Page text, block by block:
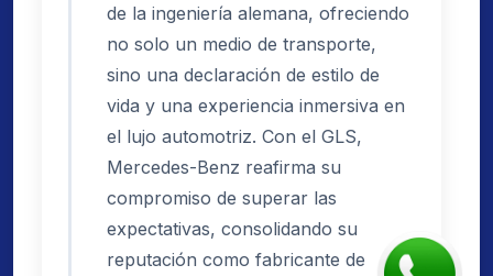
de la ingeniería alemana, ofreciendo
no solo un medio de transporte,
sino una declaración de estilo de
vida y una experiencia inmersiva en
el lujo automotriz. Con el GLS,
Mercedes-Benz reafirma su
compromiso de superar las
expectativas, consolidando su
reputación como fabricante de